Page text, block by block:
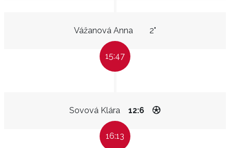
Vážanová Anna 2"
15:47
Sovová Klára 12:6
16:13